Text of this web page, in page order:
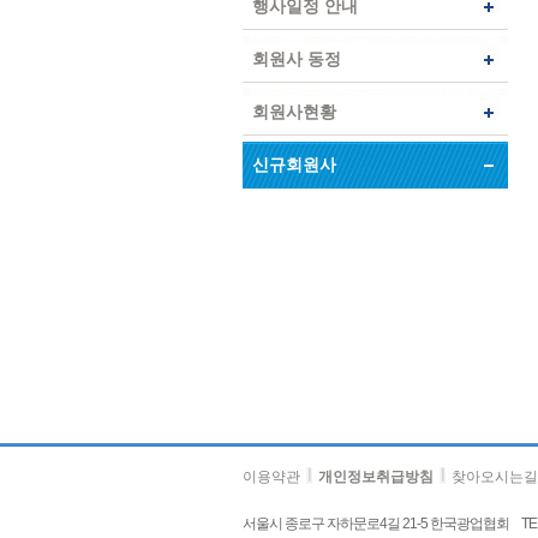
행사일정 안내
회원사 동정
회원사현황
신규회원사
이용약관 개인정보취급방침 찾아오시는길
서울시 종로구 자하문로4길 21-5 한국광업협회